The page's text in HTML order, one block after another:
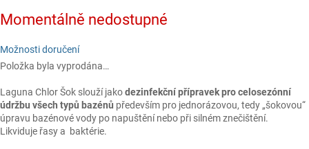
cena:
Momentálně nedostupné
Možnosti doručení
Položka byla vyprodána…
Laguna Chlor Šok slouží jakodezinfekční přípravek pro celosezónní
údržbu všech typů bazénů především pro jednorázovou, tedy „šokovou“
úpravu bazénové vody po napuštění nebo při silném znečištění.
Likviduje řasy a baktérie.